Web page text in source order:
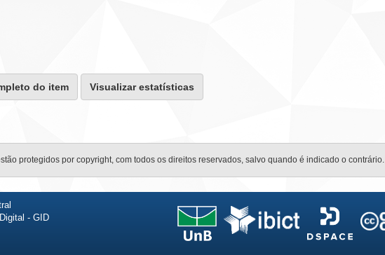
do item Visualizar estatísticas
protegidos por copyright, com todos os direitos reservados, salvo quando é indicado o contrário.
- GID